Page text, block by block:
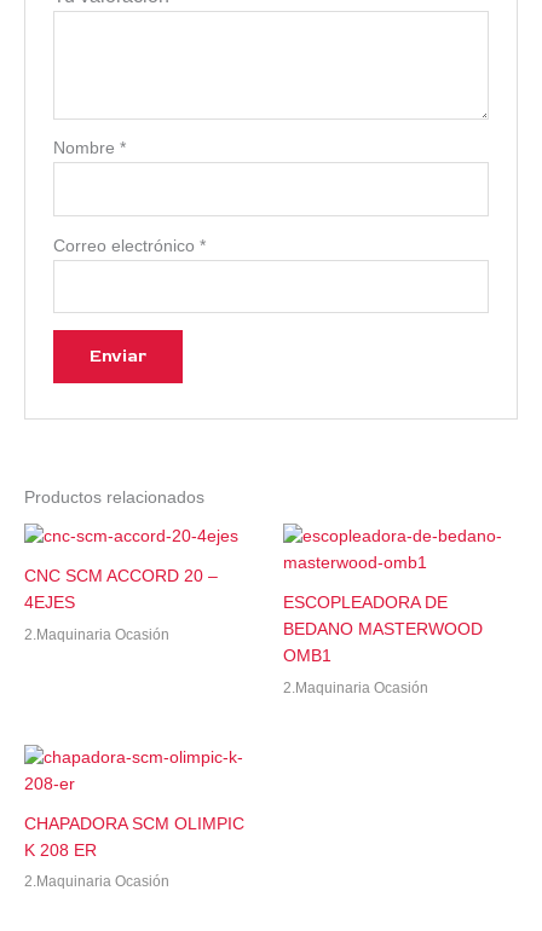
Nombre *
Correo electrónico *
Productos relacionados
CNC SCM ACCORD 20 –
4EJES
2.Maquinaria Ocasión
ESCOPLEADORA DE
BEDANO MASTERWOOD
OMB1
2.Maquinaria Ocasión
CHAPADORA SCM OLIMPIC
K 208 ER
2.Maquinaria Ocasión